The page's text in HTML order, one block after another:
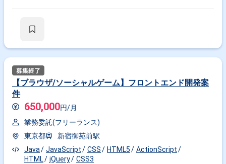
【ブラウザ/ソーシャルゲーム】フロントエンド開発案
件
650,000円/月
業務委託(フリーランス)
東京都
新宿御苑前駅
Java
JavaScript CSS HTML5
ActionScript
HTML
jQuery
CSS3